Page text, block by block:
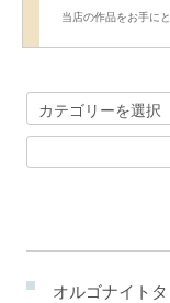
当店の作品をお手に
オルゴナイト